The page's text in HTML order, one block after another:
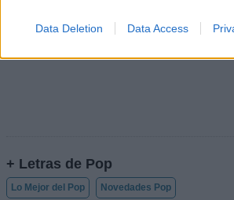
Data Deletion Data Access
+ Letras de Pop
Lo Mejor del Pop Novedades Pop